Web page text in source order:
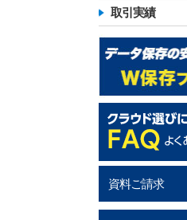
取引実績
資料ご請求